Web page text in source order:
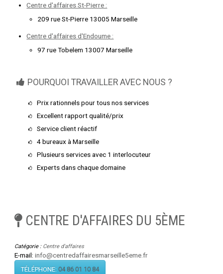
Centre d'affaires St-Pierre :
209 rue St-Pierre 13005 Marseille
Centre d'affaires d'Endoume :
97 rue Tobelem 13007 Marseille
POURQUOI TRAVAILLER AVEC NOUS ?
Prix rationnels pour tous nos services
Excellent rapport qualité/prix
Service client réactif
4 bureaux à Marseille
Plusieurs services avec 1 interlocuteur
Experts dans chaque domaine
CENTRE D'AFFAIRES DU 5ÈME
Catégorie : Centre d'affaires
E-mail: info@centredaffairesmarseille5eme.fr
TÉLÉPHONE: 04 86 01 10 84